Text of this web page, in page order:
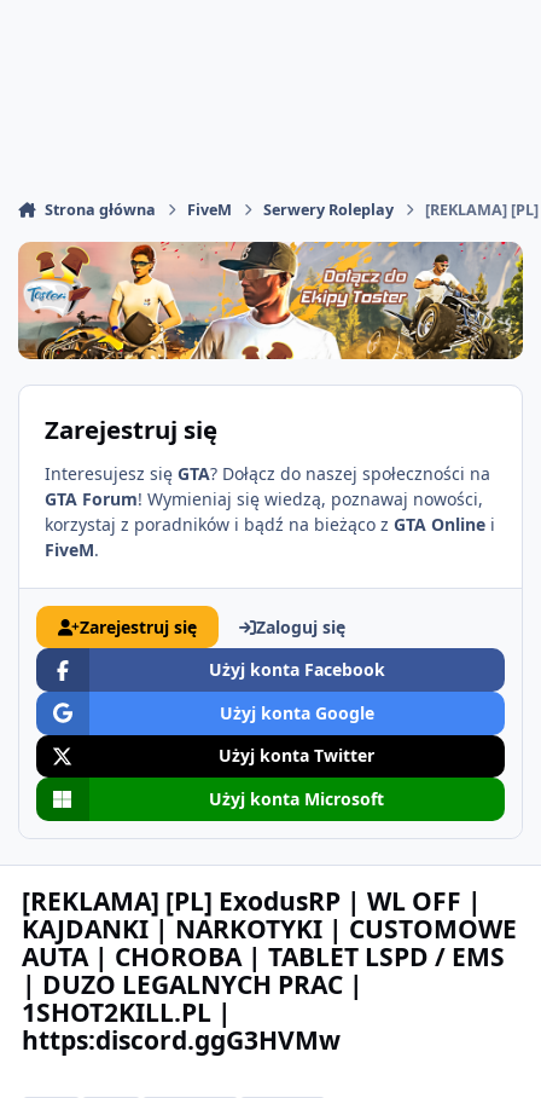
Strona główna FiveM Serwery Roleplay [REKLAMA]
Zarejestruj się
Interesujesz się GTA? Dołącz do naszej społeczności na
GTA Forum! Wymieniaj się wiedzą, poznawaj nowości,
korzystaj z poradników i bądź na bieżąco z GTA Online i
FiveM.
Zarejestruj się
Zaloguj się
Użyj konta Facebook
Użyj konta Google
Użyj konta Twitter
Użyj konta Microsoft
[REKLAMA] [PL] ExodusRP | WL OFF |
KAJDANKI | NARKOTYKI | CUSTOMOWE
AUTA | CHOROBA | TABLET LSPD / EMS
| DUZO LEGALNYCH PRAC |
1SHOT2KILL.PL |
https:discord.ggG3HVMw